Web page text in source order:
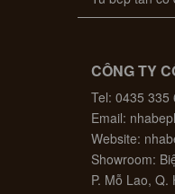
CÔNG TY
Tel: 0435
Email:
Website:
Showroom:
P. Mỗ Lao, Q.